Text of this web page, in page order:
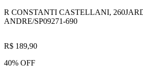
R CONSTANTI CASTELLANI, 260
ANDRE/SP09271-690
R$ 189,90
40% OFF